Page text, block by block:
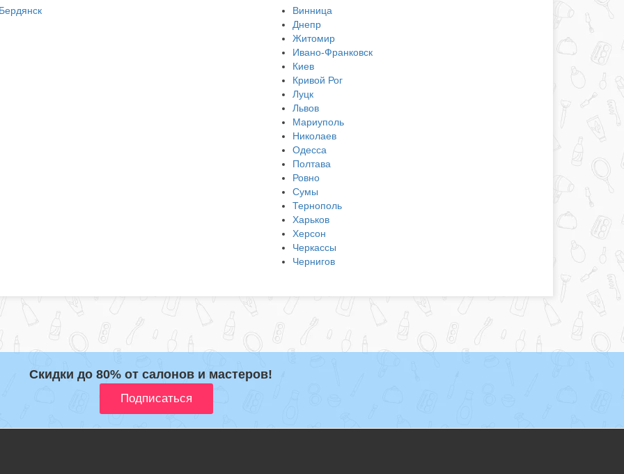
Винница
Днепр
Житомир
Ивано-Франковск
Киев
Кривой Рог
Луцк
Львов
Мариуполь
Николаев
Одесса
Полтава
Ровно
Сумы
Тернополь
Харьков
Херсон
Черкассы
Чернигов
Скидки до 80% от салонов и мастеров!